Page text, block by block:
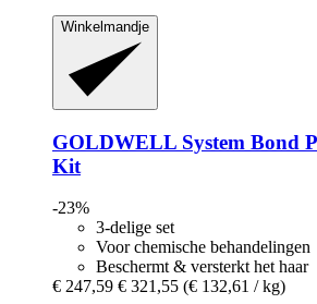
Winkelmandje
GOLDWELL System Bond
Kit
-23%
3-delige set
Voor chemische behandelingen
Beschermt & versterkt het haar
€ 247,59 € 321,55 (€ 132,61 / kg)